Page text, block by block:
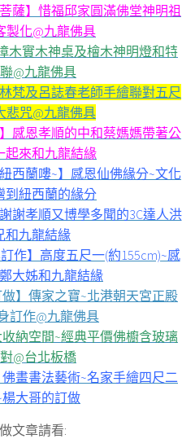
薩】惜福邱家圓滿佛堂神明祖
製化@九龍佛具
木實木神桌及檜木神明燈和特
@九龍佛具
梵及呂誌春老師手繪聯對五尺
悲咒@九龍佛具
感恩孝順的中和蔡媽媽帶著公
起來和九龍結緣
西蘭嘍~】感恩仙佛緣分~文化
到紐西蘭的緣分
謝孝順又博學多聞的3C達人洪
和九龍結緣
作】高度五尺一(約155cm)~感
大姊和九龍結緣
做】傳家之寶~北港朝天宮正殿
訂作@九龍佛具
收納空間~經典平價佛櫥含玻璃
@台北板橋
佛畫書法藝術~名家手繪四尺二
大哥的訂做
文章請看: